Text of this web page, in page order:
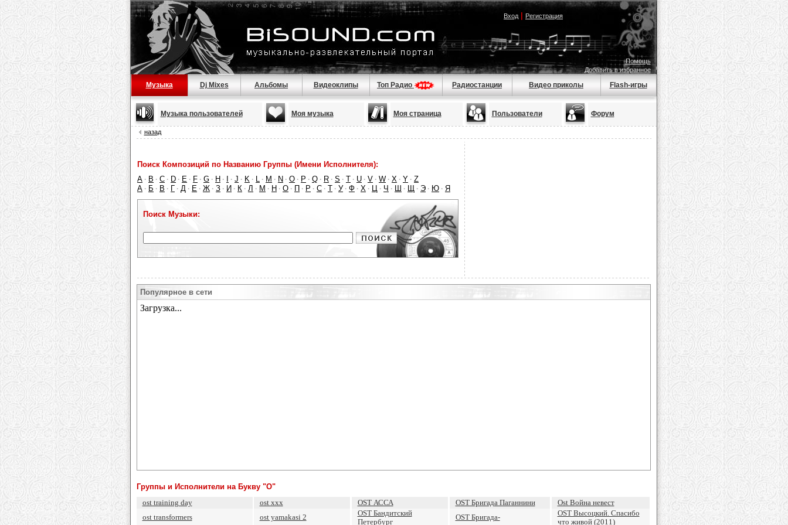
Вход| Регистрация
Помощь
Добавить в избранное
Музыка Dj Mixes Альбомы Видеоклипы Топ Радио Радиостанции Видео приколы Flash-игры
Музыка пользователей Моя музыка Моя страница Пользователи Форум
назад
Поиск Композиций по Названию Группы (Имени Исполнителя):
A · B · C · D · E · F · G · H · · J · K · L · M · N · O · P · Q · R · S · T · U · V · W · X · Y · Z
А · Б · В · Г · Д · Е · Ж · З · И · К · Л · М · Н · О · П · Р · С · Т · У · Ф · Х · Ц · Ч · Ш · Щ · Э · Ю · Я
Поиск Музыки:
Популярное в сети
Группы и Исполнители на Букву "O"
ost training day
ost xxx OST АССА OST Бригада Паганнини
Ost Война невест
ost transformers
ost yamakasi 2
OST Бандитский
Петербург
OST Бригада-
OST Высоцкий. Спасибо
что живой (2011)